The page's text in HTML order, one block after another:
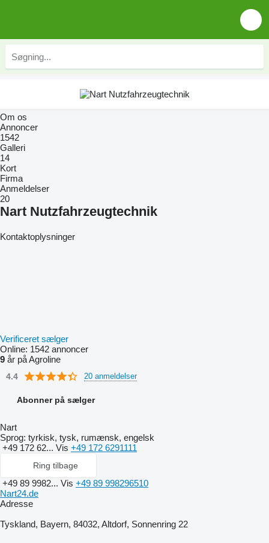
Om os
Annoncer
1542
Galleri
14
Kort
Firma
Anmeldelser
20
Nart Nutzfahrzeugtechnik
Kontaktoplysninger
Verificeret sælger
Online: 1542 annoncer
9 år på Agroline
4.4 20 anmeldelser
Abonner på sælger
Nart
Sprog: tyrkisk, tysk, rumænsk, engelsk
+49 172 62... Vis +49 172 6291111
Ring tilbage
+49 89 9982... Vis +49 89 998296510
Nart24.de
Adresse
Tyskland, Bayern, 84032, Altdorf, Sonnenring 22